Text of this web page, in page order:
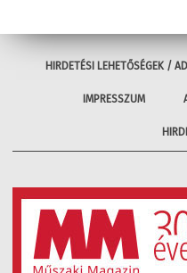
HIRDETÉSI LEHETŐSÉGEK /
IMPRESSZUM